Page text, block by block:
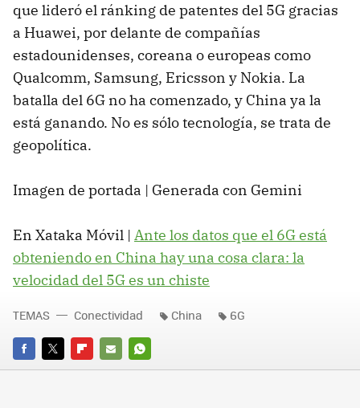
que lideró el ránking de patentes del 5G gracias
a Huawei, por delante de compañías
estadounidenses, coreana o europeas como
Qualcomm, Samsung, Ericsson y Nokia. La
batalla del 6G no ha comenzado, y China ya la
está ganando. No es sólo tecnología, se trata de
geopolítica.
Imagen de portada | Generada con Gemini
En Xataka Móvil | Ante los datos que el 6G está
obteniendo en China hay una cosa clara: la
velocidad del 5G es un chiste
FACEBOOK
TWITTERFLIPBOARD
E-
WHATSAPP
TEMAS Conectividad China 6G